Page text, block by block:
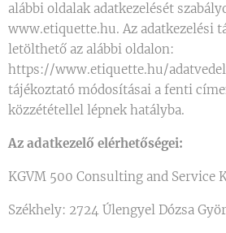
alábbi oldalak adatkezelését
www.etiquette.hu. Az adatkezelési
letölthető az alábbi oldalon:
https://www.etiquette.hu/
tájékoztató módosításai a fenti
közzététellel lépnek hatályba.
Az adatkezelő elérhetőségei:
KGVM 500 Consulting and Service
Székhely: 2724 Úlengyel Dózsa